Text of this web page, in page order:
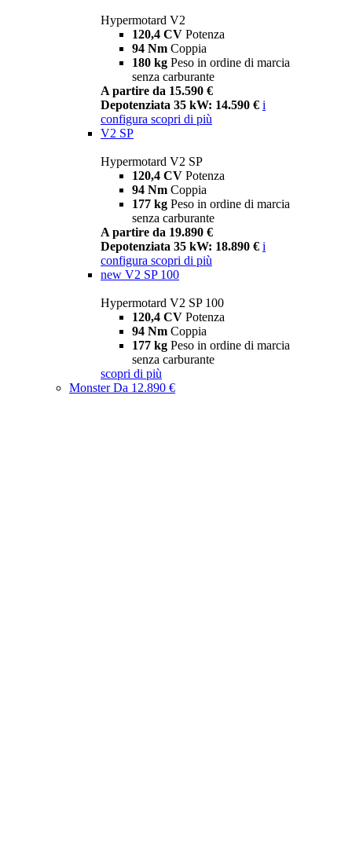
Hypermotard V2
120,4 CV Potenza
94 Nm Coppia
180 kg Peso in ordine di marcia
senza carburante
A partire da 15.590 €
Depotenziata 35 kW: 14.590 € i
configura scopri di più
V2 SP
Hypermotard V2 SP
120,4 CV Potenza
94 Nm Coppia
177 kg Peso in ordine di marcia
senza carburante
A partire da 19.890 €
Depotenziata 35 kW: 18.890 € i
configura scopri di più
new V2 SP 100
Hypermotard V2 SP 100
120,4 CV Potenza
94 Nm Coppia
177 kg Peso in ordine di marcia
senza carburante
scopri di più
MonsterDa 12.890 €